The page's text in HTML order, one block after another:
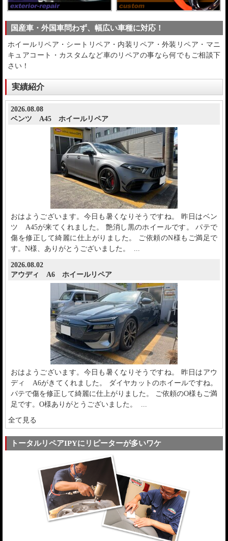
国産車・外国車問わず、幅広い車種に対応！
ホイールリペア・シートリペア・内装リペア・外装リペア・マニ
キュアコート・カスタムなど車のリペアの事なら何でもご相談下
さい！
実績紹介
2026.08.08
ベンツ A45 ホイールリペア
おはようございます。今日も暑くなりそうですね。 昨日はベン
ツ A45が来てくれました。 艶消し黒のホイールです。 パテで
傷を修正して綺麗に仕上がりました。 ご依頼のN様もご満足で
す。N様、ありがとうございました。 ...
2026.08.02
アウディ A6 ホイールリペア
おはようございます。今日も暑くなりそうですね。 昨日はアウ
ディ A6がきてくれました。 ダイヤカットのホイールですね。
パテで傷を修正して綺麗に仕上がりました。 ご依頼のO様もご満
足です。O様ありがとうございました。 ...
全て見る
トータルリペアIPYにリピーターが多いワケ